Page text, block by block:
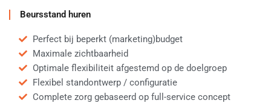
Beursstand huren
Perfect bij beperkt (marketing)budget
Maximale zichtbaarheid
Optimale flexibiliteit afgestemd op de doelgroep
Flexibel standontwerp / configuratie
Complete zorg gebaseerd op full-service concept